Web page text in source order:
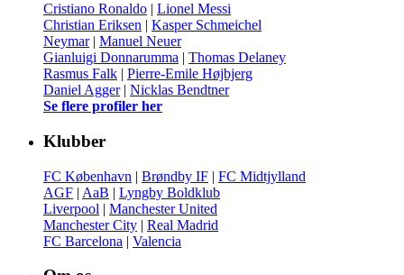
Cristiano Ronaldo | Lionel Messi
Christian Eriksen | Kasper Schmeichel
Neymar| Manuel Neuer
Gianluigi Donnarumma | Thomas Delaney
Rasmus Falk | Pierre-Emile Højbjerg
Daniel Agger| Nicklas Bendtner
Se flere profiler her
Klubber
FC København | Brøndby IF | FC Midtjylland
AGF | AaB | Lyngby Boldklub
Liverpool | Manchester United
Manchester City | Real Madrid
FC Barcelona | Valencia